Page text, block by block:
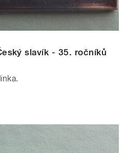
slavík - 35. ročníků